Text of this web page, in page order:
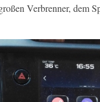
Verbrenner, dem